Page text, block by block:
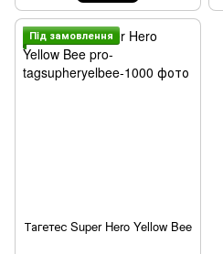
Пiд замовлення
Тагетес Super Hero Yellow Bee